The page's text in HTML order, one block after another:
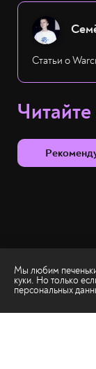
Статьи о
Мы любим
куки. Но только
персональных